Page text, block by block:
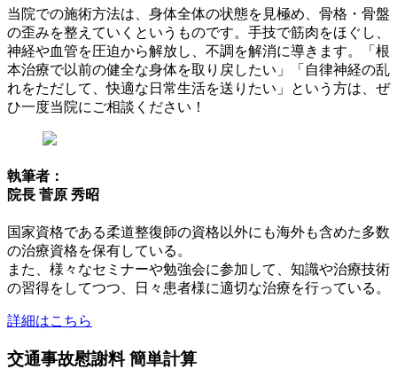
当院での施術方法は、身体全体の状態を見極め、骨格・骨盤
の歪みを整えていくというものです。手技で筋肉をほぐし、
神経や血管を圧迫から解放し、不調を解消に導きます。「根
本治療で以前の健全な身体を取り戻したい」「自律神経の乱
れをただして、快適な日常生活を送りたい」という方は、ぜ
ひ一度当院にご相談ください！
執筆者：
院長 菅原 秀昭
国家資格である柔道整復師の資格以外にも海外も含めた多数
の治療資格を保有している。
また、様々なセミナーや勉強会に参加して、知識や治療技術
の習得をしてつつ、日々患者様に適切な治療を行っている。
詳細はこちら
交通事故慰謝料 簡単計算